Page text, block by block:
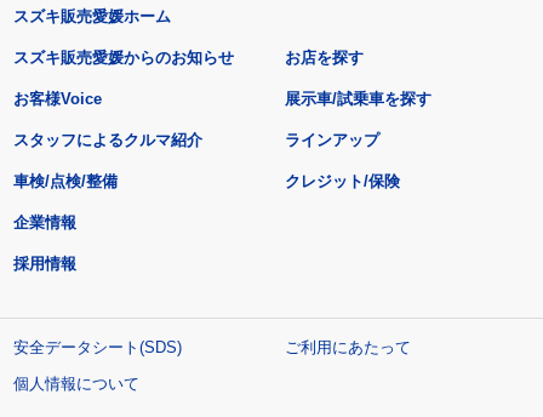
スズキ販売愛媛ホーム
スズキ販売愛媛からのお知らせ
お客様Voice
スタッフによるクルマ紹介
お店を探す
展示車/試乗車を探す
ラインアップ
車検/点検/整備 クレジット/保険
企業情報
採用情報
安全データシート(SDS)
ご利用にあたって
個人情報について